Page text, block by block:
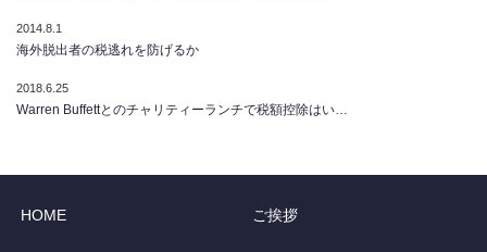
2014.8.1
海外脱出者の税逃れを防げるか
2018.6.25
Warren Buffettとのチャリティーランチで税額控除はい…
HOME ご挨拶